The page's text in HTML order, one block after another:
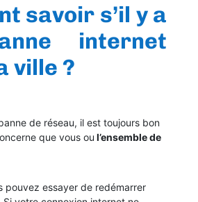
savoir s’il y a
internet
ville ?
de réseau, il est toujours bon
que vous ou l’ensemble de
pouvez essayer de redémarrer